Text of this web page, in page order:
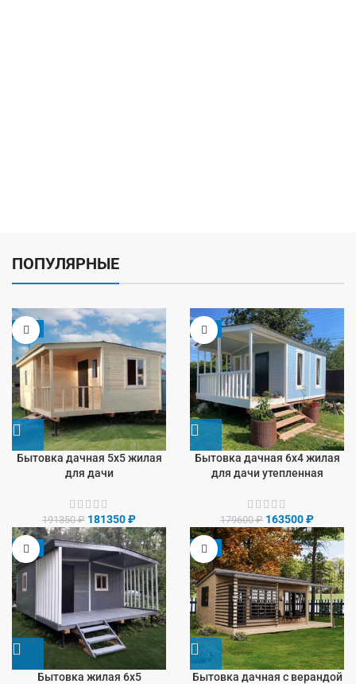
ПОПУЛЯРНЫЕ
-5%
Бытовка дачная 5х5 жилая
для дачи
191350₽ 181350₽
-9%
Бытовка дачная 6х4 жилая
для дачи утепленная
179600₽ 163500₽
-8%
Бытовка жилая 6х5
-9%
Бытовка дачная с верандой